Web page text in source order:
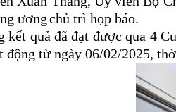
ươngchủ trì họp báo.
kết quả đã đạt được qua 4
động từ ngày 06/02/2025,